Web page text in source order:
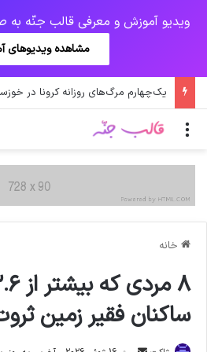
ویدیو آموزش و معرفی قالب جنّه به صورت
مشاهده ویدیوهای
منو
خانه
ساكنان فقير زمين